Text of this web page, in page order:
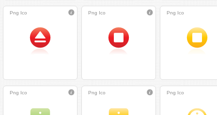
Png Ico Png Ico Png Ico
Png Ico Png Ico Png Ico